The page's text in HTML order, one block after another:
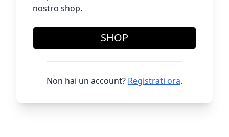
nostro shop.
SHOP
Non hai un account? Registrati ora.